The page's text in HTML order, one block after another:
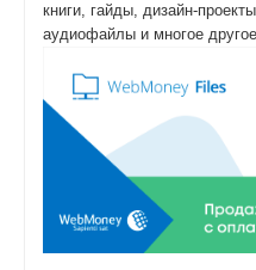
книги, гайды, дизайн-
аудиофайлы и многое